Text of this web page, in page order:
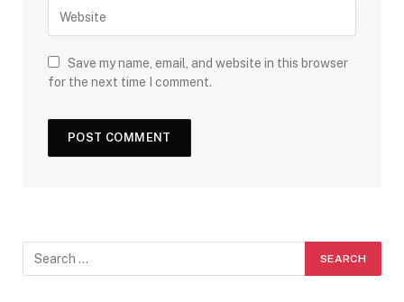
Save my name, email, and website in this browser
for the next time I comment.